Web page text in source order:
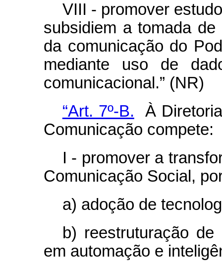
VIII - promover
subsidiem a tomada
da comunicação do
mediante uso de
comunicacional.” (NR)
“Art. 7º-B. À
Comunicação compete:
I - promover a
Comunicação Social,
a) adoção de
b) reestruturação
em automação e